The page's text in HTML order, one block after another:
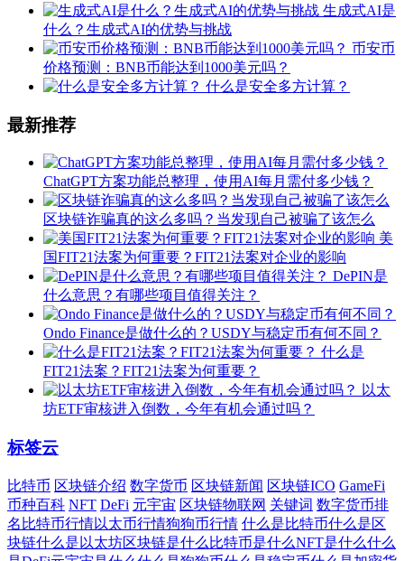
生成式AI是
什么？生成式AI的优势与挑战
币安币
价格预测：BNB币能达到1000美元吗？
什么是安全多方计算？
最新推荐
ChatGPT方案功能总整理，使用AI每月需付多少钱？
区块链诈骗真的这么多吗？当发现自己被骗了该怎么
美
国FIT21法案为何重要？FIT21法案对企业的影响
DePIN是
什么意思？有哪些项目值得关注？
Ondo Finance是做什么的？USDY与稳定币有何不同？
什么是
FIT21法案？FIT21法案为何重要？
以太
坊ETF审核进入倒数，今年有机会通过吗？
标签云
比特币 区块链介绍 数字货币 区块链新闻 区块链ICO GameFi
币种百科 NFT DeFi 元宇宙 区块链物联网 关键词 数字货币排
名 比特币行情以太币行情狗狗币行情 什么是比特币什么是区
块链什么是以太坊区块链是什么 比特币是什么NFT是什么什么